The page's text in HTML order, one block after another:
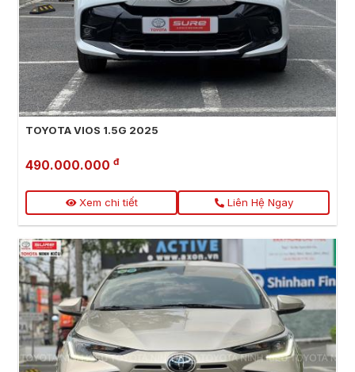
TOYOTA VIOS 1.5G 2025
490.000.000 đ
Xem chi tiết Liên Hệ Ngay